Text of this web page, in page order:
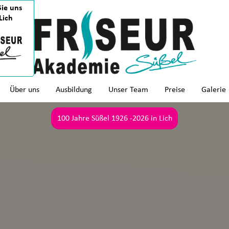
uns
Über uns Ausbildung Unser Team Preise Galerie
100 Jahre Süßel 1926 -2026 in Lich